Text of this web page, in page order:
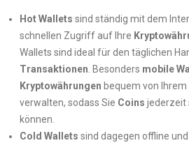
Hot Wallets sind ständig mit dem
schnellen Zugriff auf Ihre
Wallets sind ideal für den täglichen
Transaktionen . Besonders mobile
Kryptowährungen bequem von Ihrem
verwalten, sodass Sie Coins jederzeit
können.
Cold Wallets sind dagegen offline